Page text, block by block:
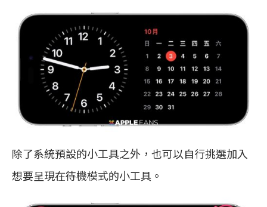
除了系統預設的小工具之外，也可以自行挑選加入
想要呈現在待機模式的小工具。